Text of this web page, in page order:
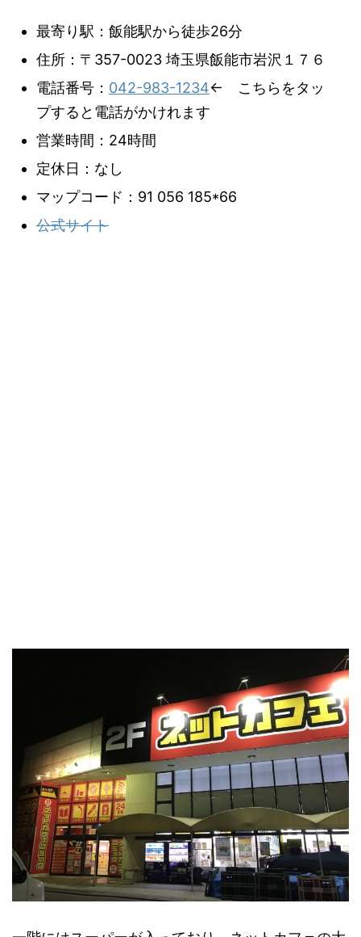
最寄り駅：飯能駅から徒歩26分
住所：〒357-0023 埼玉県飯能市岩沢１７６
電話番号： 042-983-1234← こちらをタッ
プすると電話がかけれます
営業時間：24時間
定休日：なし
マップコード：91 056 185*66
公式サイト